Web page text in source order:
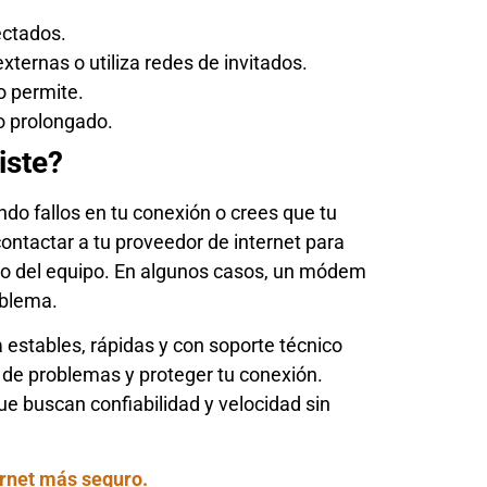
o utiliza redes de invitados.
permite.
prolongado.
fallos en tu conexión o crees que tu
a tu proveedor de internet para
equipo. En algunos casos, un módem
rápidas y con soporte técnico
problemas y proteger tu conexión.
buscan confiabilidad y velocidad sin
más seguro.